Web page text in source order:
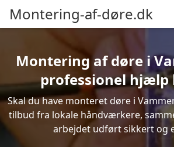
Montering-af-døre.dk
Montering af døre i
professionel
Skal du have monteret døre i
tilbud fra lokale håndværkere,
arbejdet udført sikkert og